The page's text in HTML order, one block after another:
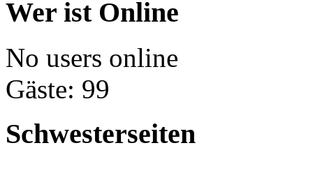
Wer ist Online
No users online
Gäste: 99
Schwesterseiten